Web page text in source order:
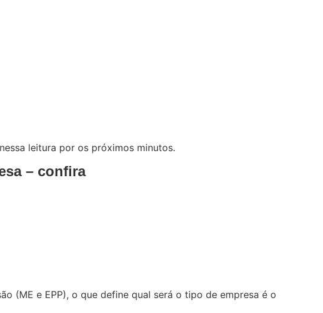
leitura por os próximos minutos.
– confira
(ME e EPP), o que define qual será o tipo de empresa é o